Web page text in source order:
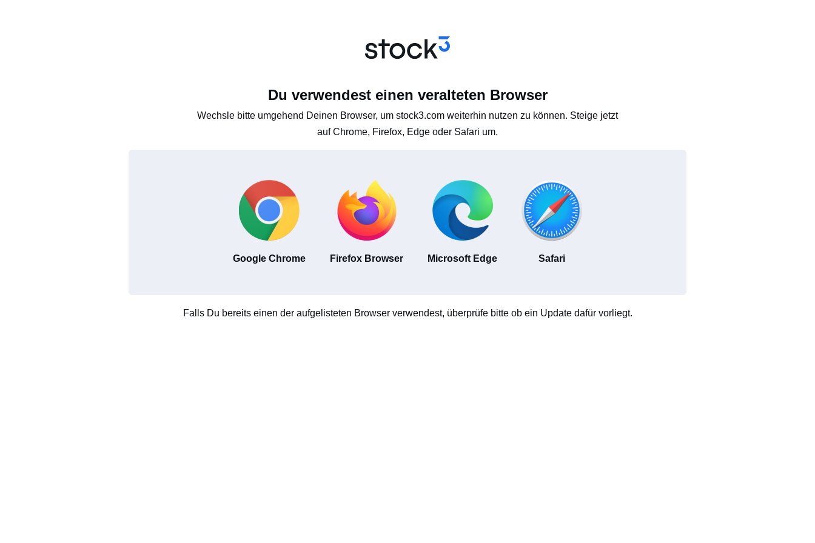
Du verwendest einen veralteten Browser
Wechsle bitte umgehend Deinen Browser, um stock3.com weiterhin nutzen zu können. Steige jetzt
auf Chrome, Firefox, Edge oder Safari um.
Google Chrome Firefox Browser Microsoft Edge Safari
Falls Du bereits einen der aufgelisteten Browser verwendest, überprüfe bitte ob ein Update dafür vorliegt.